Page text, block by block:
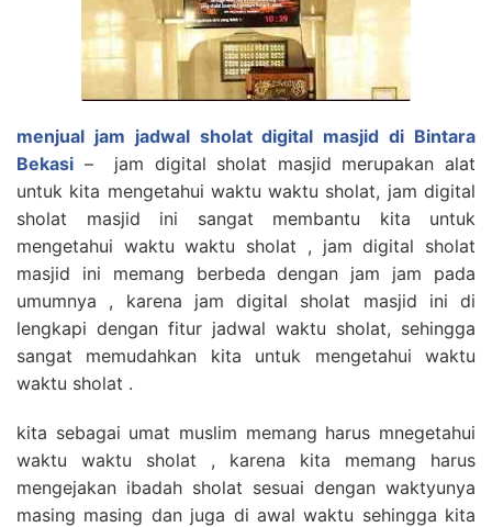
menjual jam jadwal sholat digital masjid di Bintara
Bekasi – jam digital sholat masjid merupakan alat
untuk kita mengetahui waktu waktu sholat, jam digital
sholat masjid ini sangat membantu kita untuk
mengetahui waktu waktu sholat , jam digital sholat
masjid ini memang berbeda dengan jam jam pada
umumnya , karena jam digital sholat masjid ini di
lengkapi dengan fitur jadwal waktu sholat, sehingga
sangat memudahkan kita untuk mengetahui waktu
waktu sholat .
kita sebagai umat muslim memang harus mnegetahui
waktu waktu sholat , karena kita memang harus
mengejakan ibadah sholat sesuai dengan waktyunya
masing masing dan juga di awal waktu sehingga kita